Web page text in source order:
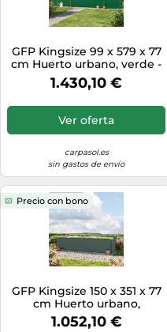
GFP Kingsize 99 x 579 x 77
cm Huerto urbano, verde -
(GFPV00472)
1.430,10 €
Ver oferta
carpasol.es
sin gastos de envío
Precio con bono
GFP Kingsize 150 x 351 x 77
cm Huerto urbano,
antracita - (GFPV00397)
1.052,10 €